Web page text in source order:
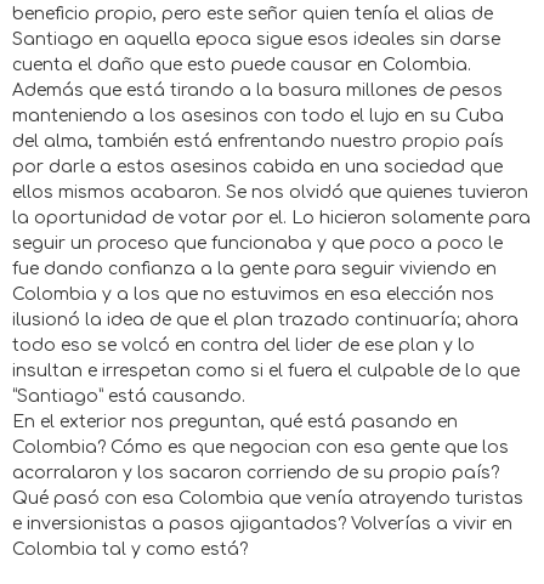
beneficio propio, pero este señor quien tenía el alias de
Santiago en aquella epoca sigue esos ideales sin darse
cuenta el daño que esto puede causar en Colombia.
Además que está tirando a la basura millones de pesos
manteniendo a los asesinos con todo el lujo en su Cuba
del alma, también está enfrentando nuestro propio país
por darle a estos asesinos cabida en una sociedad que
ellos mismos acabaron. Se nos olvidó que quienes tuvieron
la oportunidad de votar por el. Lo hicieron solamente para
seguir un proceso que funcionaba y que poco a poco le
fue dando confianza a la gente para seguir viviendo en
Colombia y a los que no estuvimos en esa elección nos
ilusionó la idea de que el plan trazado continuaría; ahora
todo eso se volcó en contra del lider de ese plan y lo
insultan e irrespetan como si el fuera el culpable de lo que
“Santiago” está causando.
En el exterior nos preguntan, qué está pasando en
Colombia? Cómo es que negocian con esa gente que los
acorralaron y los sacaron corriendo de su propio país?
Qué pasó con esa Colombia que venía atrayendo turistas
e inversionistas a pasos ajigantados? Volverías a vivir en
Colombia tal y como está?